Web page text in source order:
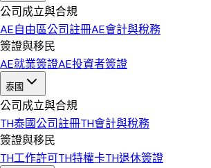
公司成立與合規
AE自由區公司註冊AE會計與稅務
簽證與移民
AE就業簽證AE投資者簽證
泰國
公司成立與合規
TH泰國公司註冊TH會計與稅務
簽證與移民
TH工作許可TH特權卡TH退休簽證